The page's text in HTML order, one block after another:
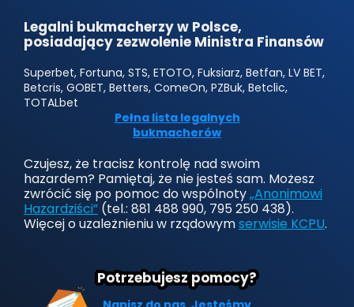
Legalni bukmacherzy w Polsce,
posiadający zezwolenie Ministra Finansów
Superbet, Fortuna, STS, ETOTO, Fuksiarz, Betfan, LV BET,
Betcris, GOBET, Betters, ComeOn, PZBuk, Betclic,
TOTALbet
Pełna lista legalnych
bukmacherów
Czujesz, że tracisz kontrolę nad swoim
hazardem? Pamiętaj, że nie jesteś sam. Możesz
zwrócić się po pomoc do wspólnoty„Anonimowi
Hazardziści” (tel.: 881 488 990, 795 250 438).
Więcej o uzależnieniu w rządowymserwisie KCPU.
Potrzebujesz pomocy?